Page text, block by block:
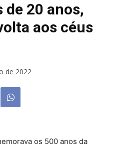
de 20 anos,
aos céus
de 2022
os 500 anos da